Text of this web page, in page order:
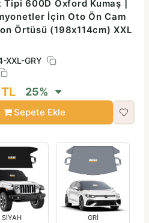
Tipi 600D Oxford Kumaş |
İçin Oto Ön Cam
Örtüsü (198x114cm) XXL
XXL-GRY
TL 25%
Sepete Ekle
SİYAH GRİ